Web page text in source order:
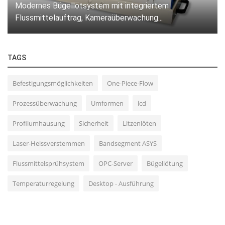
Bügellötsystem mit Drehteller: Präzise und effiziente
Bügellötung für...
TAGS
Befestigungsmöglichkeiten One-Piece-Flow
Prozessüberwachung Umformen lcd
Profilumhausung Sicherheit Litzenlöten
Laser-Heissverstemmen Bandsegment ASYS
Flussmittelsprühsystem OPC-Server Bügellötung
Temperaturregelung Desktop - Ausführung